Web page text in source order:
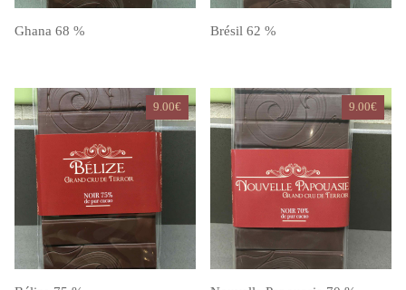
Ghana 68 % Brésil 62 %
9.00€ 9.00€